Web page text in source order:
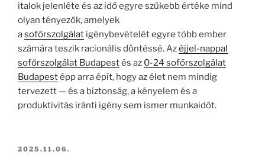
italok jelenléte és az idő egyre szűkebb értéke mind
olyan tényezők, amelyek
asofőrszolgálat igénybevételét egyre több ember
számára teszik racionális döntéssé. Azéjjel-nappal
sofőrszolgálat Budapestés az 0-24 sofőrszolgálat
Budapestépp arra épít, hogy az élet nem mindig
tervezett — és a biztonság, a kényelem és a
produktivitás iránti igény sem ismer munkaidőt.
BEKÜLDVE:
2025.11.06.